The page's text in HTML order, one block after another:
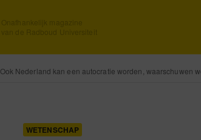
Ook Nederland kan een autocratie worden, waarschuwen
WETENSCHAP